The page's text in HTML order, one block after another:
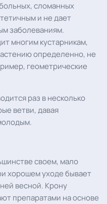
сломанных
и не дает
заболеваниям.
многим кустарникам,
определенно, не
геометрические
раз в несколько
ветви, давая
своем, мало
хорошем уходе бывает
весной. Крону
препаратами на основе